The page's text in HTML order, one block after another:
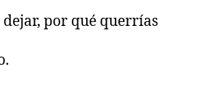
por qué querrías